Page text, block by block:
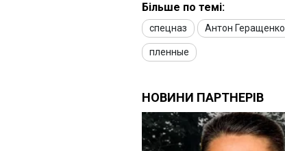
Більше по темі:
спецназ Антон Геращенко
пленные